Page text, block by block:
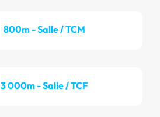
800m - Salle / TCM
3 000m - Salle / TCF